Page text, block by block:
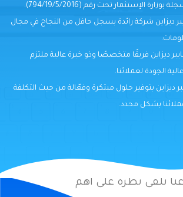
الإستثمار تحت رقم (794/19/5/2016).
ديزاين شركة رائدة بسجل حافل من النجاح في مجال
ديزاين فريقًا متخصصًا وذو خبرة عالية ملتزم
الجودة لعملائنا.
ديزاين بتوفير حلول مبتكرة وفعّالة من حيث التكلفة
بشكل محدد.
نلقى نظرة على أهم